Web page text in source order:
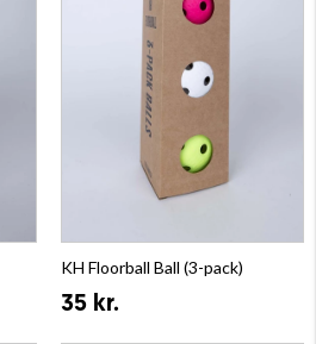
KH Floorball Ball (3-pack)
35 kr.